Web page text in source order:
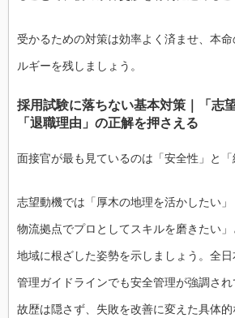
受かるための対策は効率よく済ませ、本
ルギーを残しましょう。
採用試験に落ちない基本対策｜「志
「退職理由」の正解を押さえる
面接官が最も見ているのは「安全性」と「
志望動機では「厚木の地理を活かしたい
物流拠点でプロとしてスキルを磨きたい
地域に根ざした姿勢を示しましょう。全
管理ガイドラインでも安全管理が強調さ
故歴は隠さず、失敗を改善に変えた具体